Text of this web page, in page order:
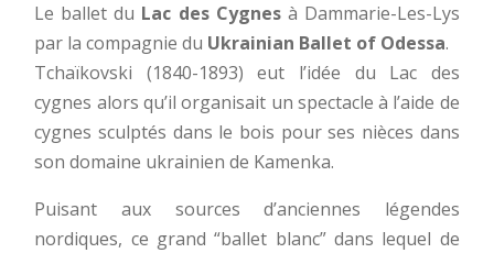
Le ballet du Lac des Cygnesà Dammarie-Les-Lys
par la compagnie du Ukrainian Ballet of Odessa.
Tchaïkovski (1840-1893) eut l’idée du Lac des
cygnes alors qu’il organisait un spectacle à l’aide de
cygnes sculptés dans le bois pour ses nièces dans
son domaine ukrainien de Kamenka.
Puisant aux sources d’anciennes légendes
nordiques, ce grand “ballet blanc” dans lequel de